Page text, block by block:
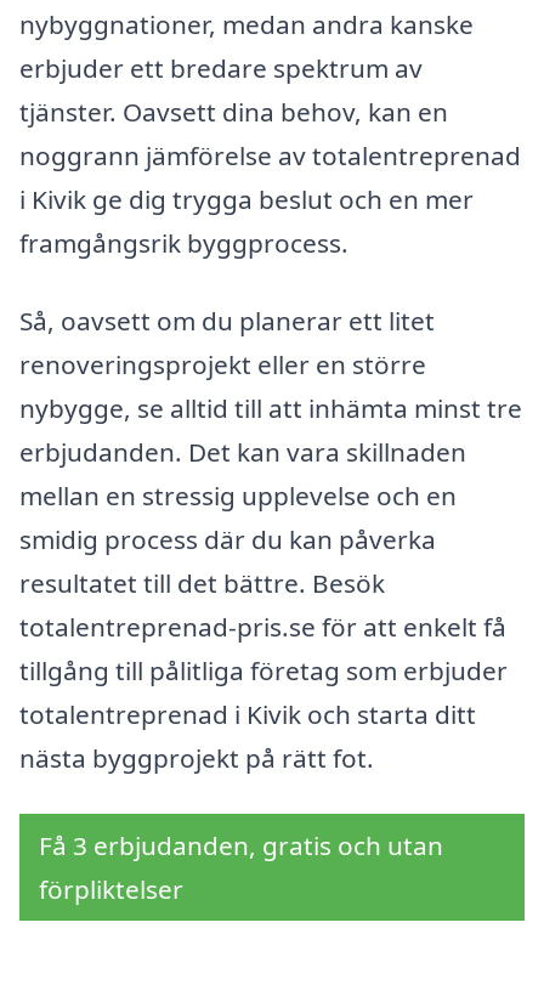
nybyggnationer, medan andra kanske
erbjuder ett bredare spektrum av
tjänster. Oavsett dina behov, kan en
noggrann jämförelse av totalentreprenad
i Kivik ge dig trygga beslut och en mer
framgångsrik byggprocess.
Så, oavsett om du planerar ett litet
renoveringsprojekt eller en större
nybygge, se alltid till att inhämta minst tre
erbjudanden. Det kan vara skillnaden
mellan en stressig upplevelse och en
smidig process där du kan påverka
resultatet till det bättre. Besök
totalentreprenad-pris.se för att enkelt få
tillgång till pålitliga företag som erbjuder
totalentreprenad i Kivik och starta ditt
nästa byggprojekt på rätt fot.
Få 3 erbjudanden, gratis och utan
förpliktelser